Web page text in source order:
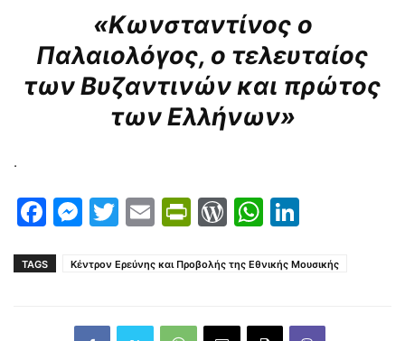
«Κωνσταντίνος ο
Παλαιολόγος, ο τελευταίος
των Βυζαντινών και πρώτος
των Ελλήνων»
.
Facebook
Messenger
Twitter
EmailPrintFriendly
WordPress
WhatsApp
TAGS Κέντρον Ερεύνης και Προβολής της Εθνικής Μουσικής